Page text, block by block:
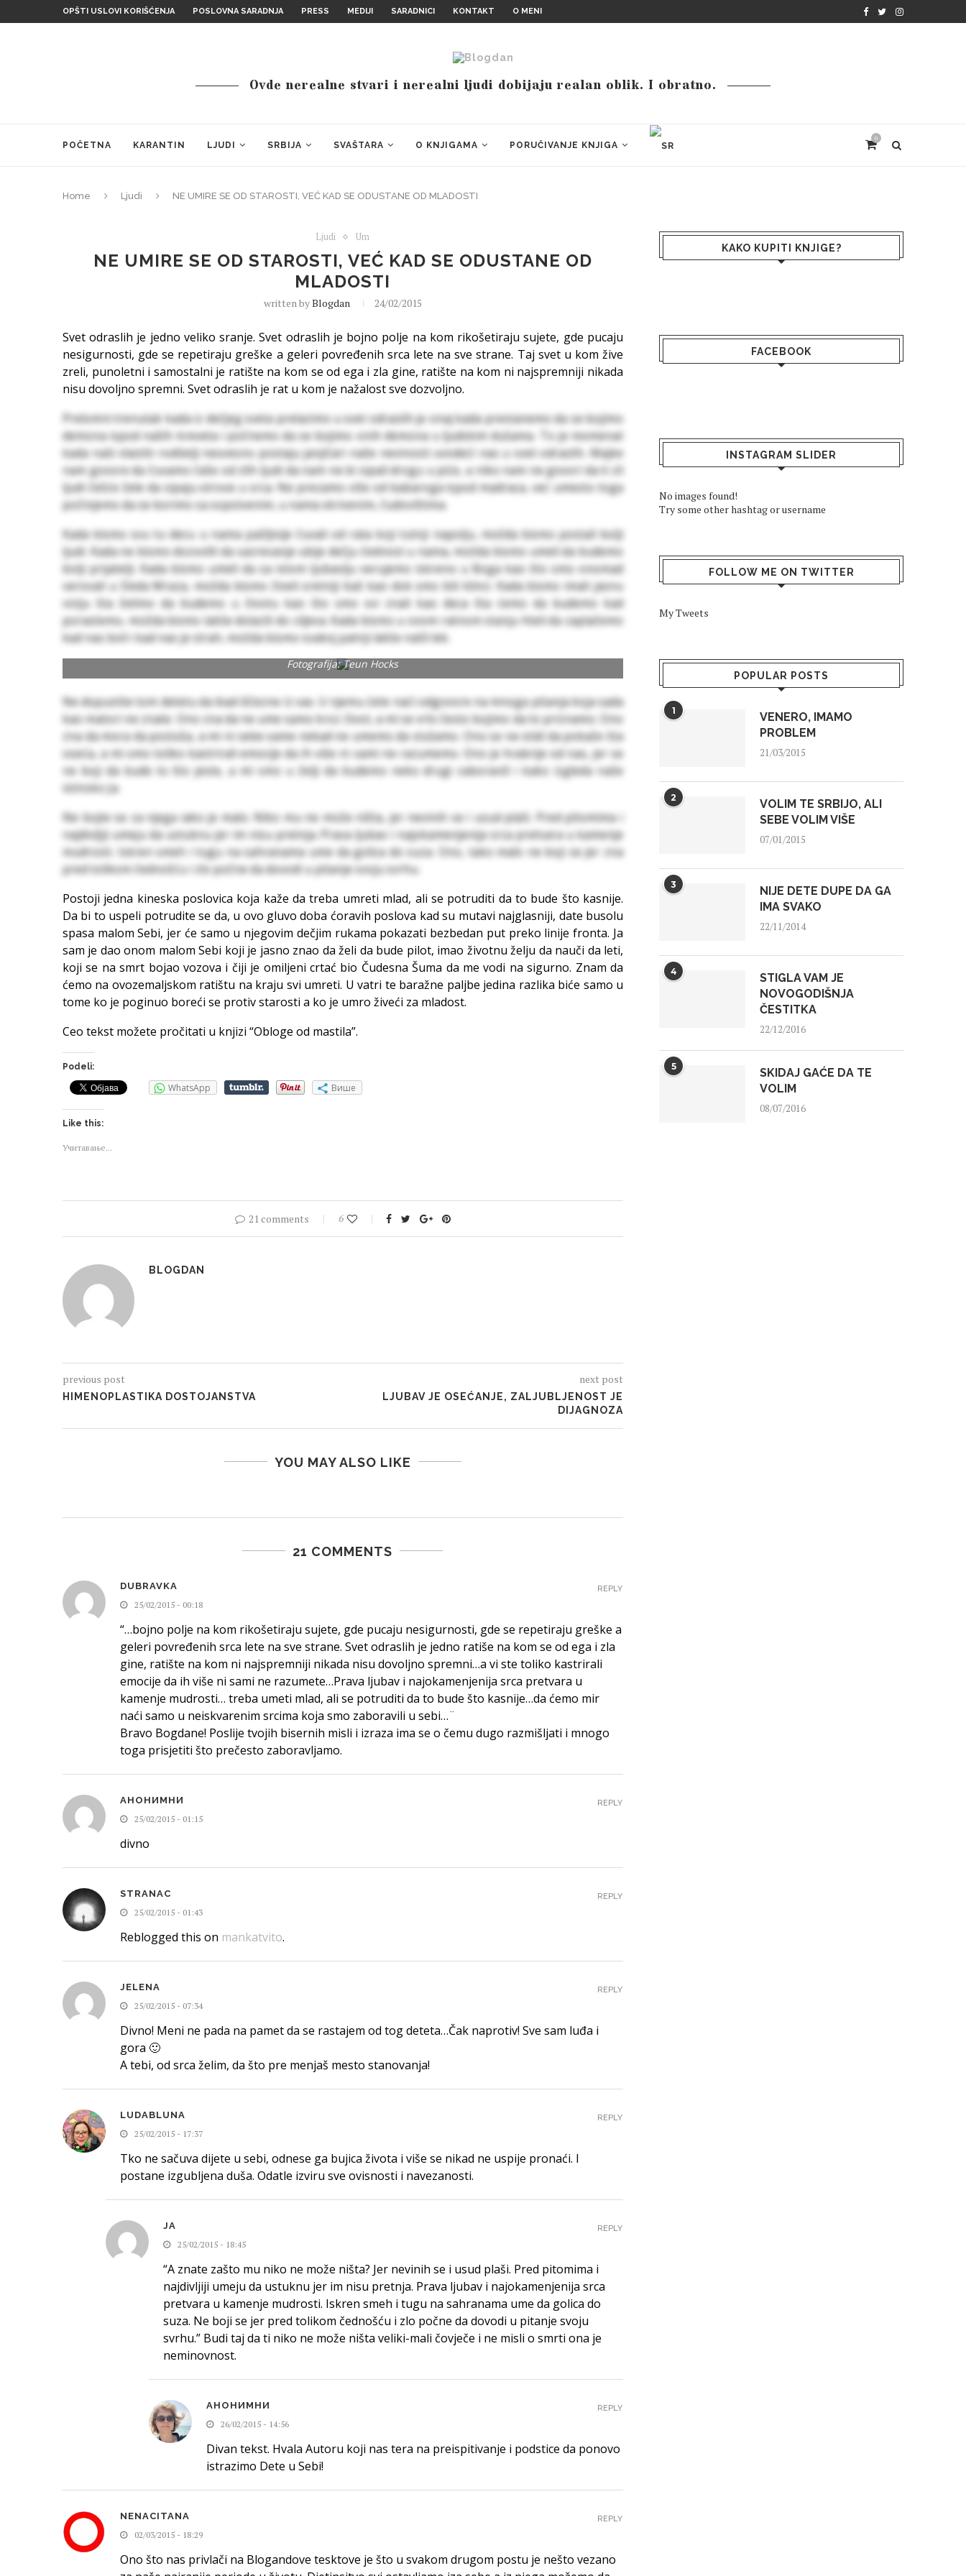
OPŠTI USLOVI KORIŠĆENJA POSLOVNA SARADNJA PRESS MEDIJI SARADNICI KONTAKT O MENI
Ovde nerealne stvari i nerealni ljudi dobijaju realan oblik. I obratno.
POČETNA KARANTIN LJUDI SRBIJA SVAŠTARA O KNJIGAMA PORUČIVANJE KNJIGA
0
Home Ljudi NE UMIRE SE OD STAROSTI, VEĆ KAD SE ODUSTANE OD MLADOSTI
Ljudi Um
NE UMIRE SE OD STAROSTI, VEĆ KAD SE ODUSTANE OD
MLADOSTI
written byBlogdan 24/02/2015
Svet odraslih je jedno veliko sranje. Svet odraslih je bojno polje na kom rikošetiraju sujete, gde pucaju
nesigurnosti, gde se repetiraju greške a geleri povređenih srca lete na sve strane. Taj svet u kom žive
zreli, punoletni i samostalni je ratište na kom se od ega i zla gine, ratište na kom ni najspremniji nikada
nisu dovoljno spremni. Svet odraslih je rat u kom je nažalost sve dozvoljno.
Prelomni trenutak kada iz dečjeg sveta prelazimo u svet odraslih je onaj kada prestanemo da se bojimo
demona ispod naših kreveta i počnemo da se bojimo onih demona u ljudskim dušama. To je momenat
kada naši vlastiti roditelji nesvesno postaju janjičari naše nevinosti uvodeći nas u svet odraslih. Majke
nam govore da čuvamo čaše od zlih ljudi da nam ne bi sipali drogu u piće, a niko nam ne govori da ti zli
ljudi češće žele da sipaju otrove u srca. Ne prezamo više od babaroga ispod madraca, već umesto toga
počinjemo da se borimo sa sopstvenim, u nama skrivenim, čudovištima.
Kada bismo svu tu decu u nama pažljivije čuvali od rata koji tutnji napolju, možda bismo postali bolji
ljudi. Kada ne bismo dozvolili da sazrevanje ubije dečju čednost u nama, možda bismo umeli da budemo
bolji prijatelji. Kada bismo umeli da sa istom ljubavlju verujemo iskreno u Boga kao što smo onomad
verovali u Deda Mraza, možda bismo živeli sretniji baš kao dok smo bili klinci. Kada bismo imali jasnu
viziju šta želimo da budemo u životu kao što smo svi znali kao deca šta ćemo da budemo kad
porastemo, možda bismo lakše dolazili do ciljeva. Kada bismo u ovom ratnom stanju hteli da zaplačemo
kad nas boli i kad nas je strah, možda bismo svakoj patnji lakše našli lek.
Fotografija: Teun Hocks
Ne dopustite tom detetu da ikad iščezne iz vas. U njemu ćete naći odgovore na mnoga pitanja koja sada
kao matori ne znate. Ono zna da ne ume samo kroz život, a mi se vrlo često bojimo da to priznamo. Ono
zna da mora da posluša, a mi ni sebe same nekad ne umemo da slušamo. Ono se ne stidi da pokaže šta
oseća, a mi smo toliko kastrirali emocije da ih više ni sami ne razumemo. Ono je hrabrije od nas, jer se
ne boji da bude to što jeste, a mi smo u želji da budemo neko drugi zaboravili i kako izgleda naše
istinsko Ja.
Ne bojte se za njega iako je malo. Niko mu ne može ništa, jer nevinih se i usud plaši. Pred pitomima i
najdivljiji umeju da ustuknu jer im nisu pretnja. Prava ljubav i najokamenjenija srca pretvara u kamenje
mudrosti. Iskren smeh i tugu na sahranama ume da golica do suza. Ono, tako malo ne boji se jer zna
pred tolikom čednošću i zlo počne da dovodi u pitanje svoju svrhu.
Postoji jedna kineska poslovica koja kaže da treba umreti mlad, ali se potruditi da to bude što kasnije.
Da bi to uspeli potrudite se da, u ovo gluvo doba ćoravih poslova kad su mutavi najglasniji, date busolu
spasa malom Sebi, jer će samo u njegovim dečjim rukama pokazati bezbedan put preko linije fronta. Ja
sam je dao onom malom Sebi koji je jasno znao da želi da bude pilot, imao životnu želju da nauči da leti,
koji se na smrt bojao vozova i čiji je omiljeni crtać bio Čudesna Šuma da me vodi na sigurno. Znam da
ćemo na ovozemaljskom ratištu na kraju svi umreti. U vatri te baražne paljbe jedina razlika biće samo u
tome ko je poginuo boreći se protiv starosti a ko je umro živeći za mladost.
Ceo tekst možete pročitati u knjizi “Obloge od mastila”.
Podeli:
WhatsApp Више
Like this:
Учитавање...
21 comments 6
BLOGDAN
previous post
HIMENOPLASTIKA DOSTOJANSTVA
next post
LJUBAV JE OSEĆANJE, ZALJUBLJENOST JE
DIJAGNOZA
YOU MAY ALSO LIKE
21 COMMENTS
DUBRAVKA
25/02/2015 - 00:18
“…bojno polje na kom rikošetiraju sujete, gde pucaju nesigurnosti, gde se repetiraju greške a
geleri povređenih srca lete na sve strane. Svet odraslih je jedno ratiše na kom se od ega i zla
gine, ratište na kom ni najspremniji nikada nisu dovoljno spremni…a vi ste toliko kastrirali
emocije da ih više ni sami ne razumete…Prava ljubav i najokamenjenija srca pretvara u
kamenje mudrosti… treba umeti mlad, ali se potruditi da to bude što kasnije…da ćemo mir
naći samo u neiskvarenim srcima koja smo zaboravili u sebi…¨
Bravo Bogdane! Poslije tvojih bisernih misli i izraza ima se o čemu dugo razmišljati i mnogo
toga prisjetiti što prečesto zaboravljamo.
REPLY
АНОНИМНИ
25/02/2015 - 01:15
divno
REPLY
STRANAC
25/02/2015 - 01:43
Reblogged this on mankatvito.
REPLY
JELENA
25/02/2015 - 07:34
Divno! Meni ne pada na pamet da se rastajem od tog deteta…Čak naprotiv! Sve sam luđa i
gora 🙂
A tebi, od srca želim, da što pre menjaš mesto stanovanja!
REPLY
LUDABLUNA
25/02/2015 - 17:37
Tko ne sačuva dijete u sebi, odnese ga bujica života i više se nikad ne uspije pronaći. I
postane izgubljena duša. Odatle izviru sve ovisnosti i navezanosti.
REPLY
JA
25/02/2015 - 18:45
“A znate zašto mu niko ne može ništa? Jer nevinih se i usud plaši. Pred pitomima i
najdivljiji umeju da ustuknu jer im nisu pretnja. Prava ljubav i najokamenjenija srca
pretvara u kamenje mudrosti. Iskren smeh i tugu na sahranama ume da golica do
suza. Ne boji se jer pred tolikom čednošću i zlo počne da dovodi u pitanje svoju
svrhu.” Budi taj da ti niko ne može ništa veliki-mali čovječe i ne misli o smrti ona je
neminovnost.
REPLY
АНОНИМНИ
26/02/2015 - 14:56
Divan tekst. Hvala Autoru koji nas tera na preispitivanje i podstice da ponovo
istrazimo Dete u Sebi!
REPLY
NENACITANA
02/03/2015 - 18:29
Ono što nas privlači na Blogandove tesktove je što u svakom drugom postu je nešto vezano
REPLY
KAKO KUPITI KNJIGE?
FACEBOOK
INSTAGRAM SLIDER
No images found!
Try some other hashtag or username
FOLLOW ME ON TWITTER
My Tweets
POPULAR POSTS
1
VENERO, IMAMO
PROBLEM
21/03/2015
2
VOLIM TE SRBIJO, ALI
SEBE VOLIM VIŠE
07/01/2015
3
NIJE DETE DUPE DA GA
IMA SVAKO
22/11/2014
4
STIGLA VAM JE
NOVOGODIŠNJA
ČESTITKA
22/12/2016
5
SKIDAJ GAĆE DA TE
VOLIM
08/07/2016